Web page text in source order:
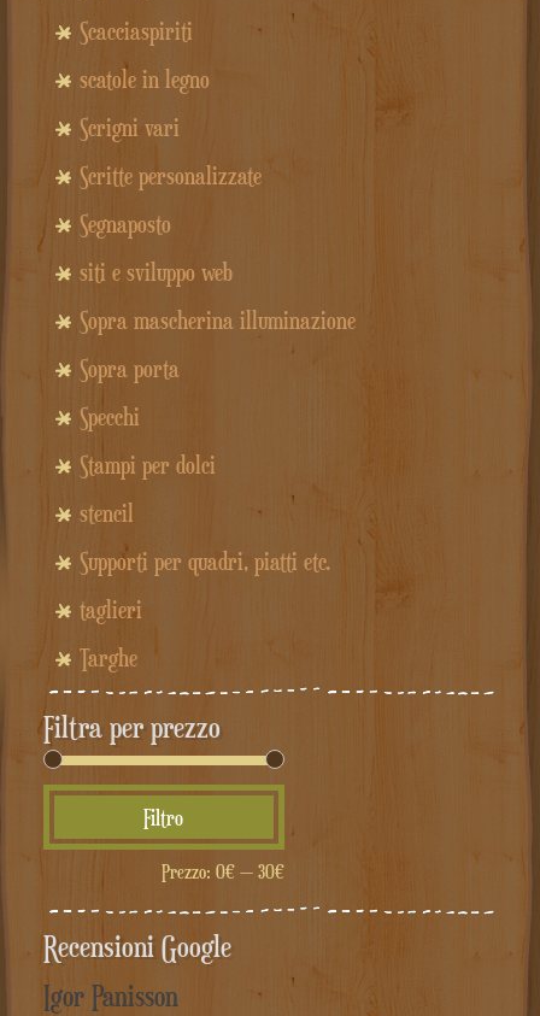
Scacciaspiriti
scatole in legno
Scrigni vari
Scritte personalizzate
Segnaposto
siti e sviluppo web
Sopra mascherina illuminazione
Sopra porta
Specchi
Stampi per dolci
stencil
Supporti per quadri, piatti etc.
taglieri
Targhe
Filtra per prezzo
Min
Max
Filtro
Prezzo: 0€— 30€
Recensioni Google
Igor Panisson